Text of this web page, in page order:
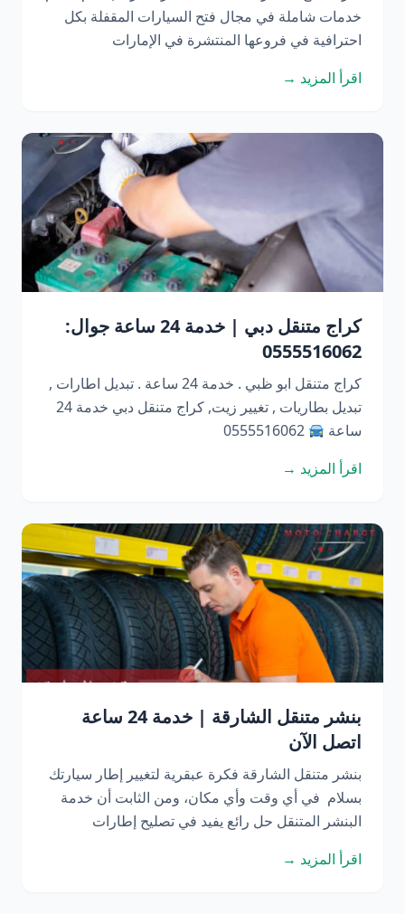
خدمات شاملة في مجال فتح السيارات المقفلة بكل
احترافية في فروعها المنتشرة في الإمارات
اقرأ المزيد →
كراج متنقل دبي | خدمة 24 ساعة جوال:
0555516062
كراج متنقل ابو ظبي . خدمة 24 ساعة . تبديل اطارات ,
تبديل بطاريات , تغيير زيت, كراج متنقل دبي خدمة 24
ساعة
0555516062
اقرأ المزيد →
بنشر متنقل الشارقة | خدمة 24 ساعة
اتصل الآن
بنشر متنقل الشارقة فكرة عبقرية لتغيير إطار سيارتك
بسلام في أي وقت وأي مكان، ومن الثابت أن خدمة
البنشر المتنقل حل رائع يفيد في تصليح إطارات
اقرأ المزيد →